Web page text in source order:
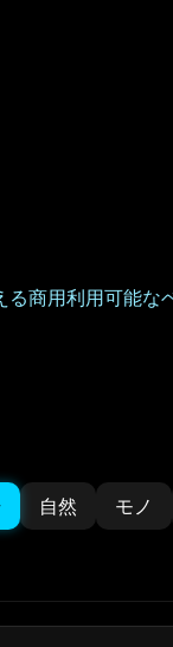
る商用利用可能な
自然 モノ